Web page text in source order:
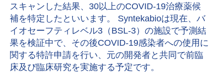
スキャンした結果、30以上のCOVID-19治療薬候
補を特定したといいます。 Syntekabioは現在、バ
イオセーフティレベル3（BSL-3）の施設で予測結
果を検証中で、その後COVID-19感染者への使用に
関する特許申請を行い、元の開発者と共同で前臨
床及び臨床研究を実施する予定です。